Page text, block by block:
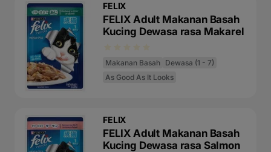
FELIX
FELIX Adult Makanan Basah
Kucing Dewasa rasa Makarel
Makanan Basah Dewasa (1 - 7)
As Good As It Looks
FELIX
FELIX Adult Makanan Basah
Kucing Dewasa rasa Salmon